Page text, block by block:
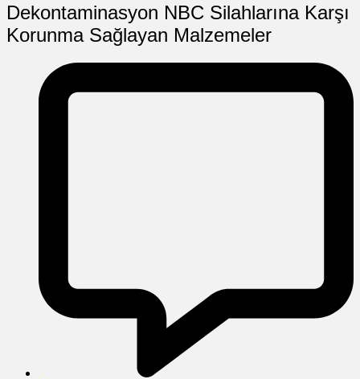
Dekontaminasyon NBC Silahlarına Karşı
Korunma Sağlayan Malzemeler